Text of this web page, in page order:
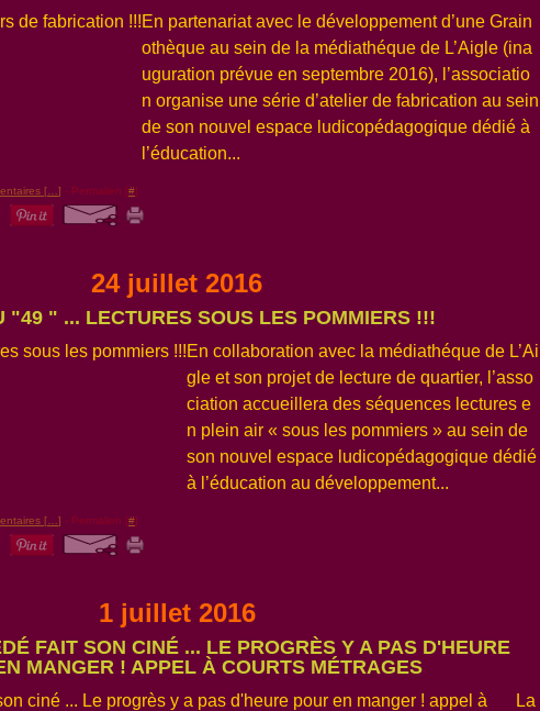
En partenariat avec le développement d’une Grain
othèque au sein de la médiathéque de L’Aigle (ina
uguration prévue en septembre 2016), l’associatio
n organise une série d’atelier de fabrication au sein
de son nouvel espace ludicopédagogique dédié à
l’éducation...
[ ] - Permalien [#]
24 juillet 2016
"49 " ... LECTURES SOUS LES POMMIERS !!!
En collaboration avec la médiathéque de L’Ai
gle et son projet de lecture de quartier, l’asso
ciation accueillera des séquences lectures e
n plein air « sous les pommiers » au sein de
son nouvel espace ludicopédagogique dédié
à l’éducation au développement...
[ ] - Permalien [#]
1 juillet 2016
FAIT SON CINÉ ... LE PROGRÈS Y A PAS D'HEURE
MANGER ! APPEL À COURTS MÉTRAGES
La